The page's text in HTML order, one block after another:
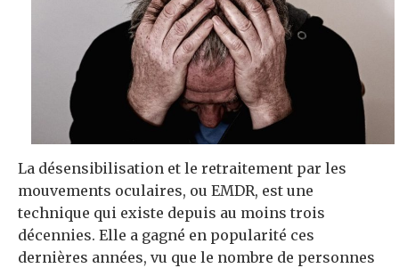
La désensibilisation et le retraitement par les
mouvements oculaires, ou EMDR, est une
technique qui existe depuis au moins trois
décennies. Elle a gagné en popularité ces
dernières années, vu que le nombre de personnes